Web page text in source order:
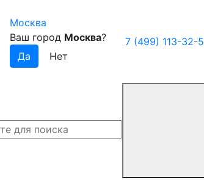
Москва
Ваш город Москва? 7 (499) 113-32-